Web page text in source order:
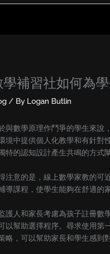
學補習社如何為
/ By Logan Butlin
與數學原理作鬥爭的學生來說
境中提供個人化教學和有針對
特的認知設計產生共鳴的方式
注意的是，線上數學家教的可
導課程，使學生能夠在舒適的
護人和家長考慮為孩子註冊數
以幫助選擇程序。尋求使用第
略，可以幫助家長和學生感到